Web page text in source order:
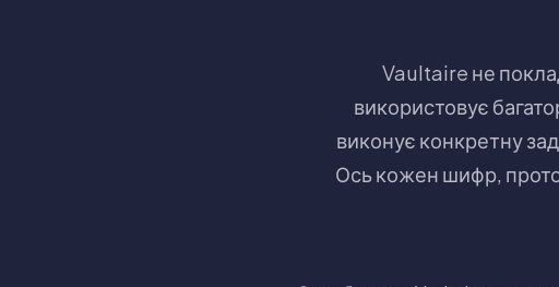
Vaultaire не
використовує
виконує конкретну
Ось кожен шифр,